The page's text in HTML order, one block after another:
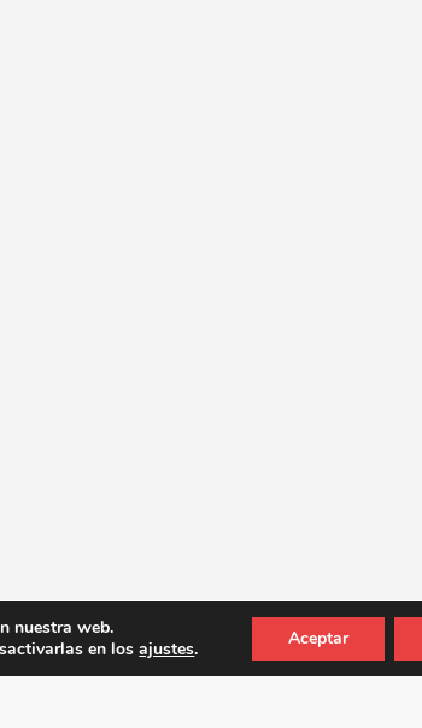
nuestra web.
en losajustes. Aceptar